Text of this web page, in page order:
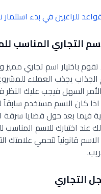
باختيار اسم تجاري
يجذب العملاء
السهل فيجب عليك
كان الاسم مستخدم
فيما بعد حول قضايا سرقة
عند اختيارك للاسم
قانونياً لتحمي علامتك